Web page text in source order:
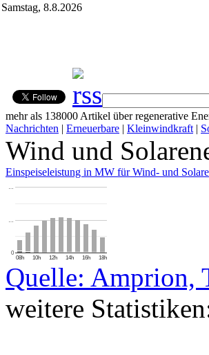
Samstag, 8.8.2026
mehr als 138000 Artikel über regenerative
Nachrichten | Erneuerbare | Kleinwindkraft |
Wind und
Einspeiseleistung in MW für Wind- und
08h 10h 12h 14h 16h 18h
0
…
…
Quelle: Amprion,
weitere